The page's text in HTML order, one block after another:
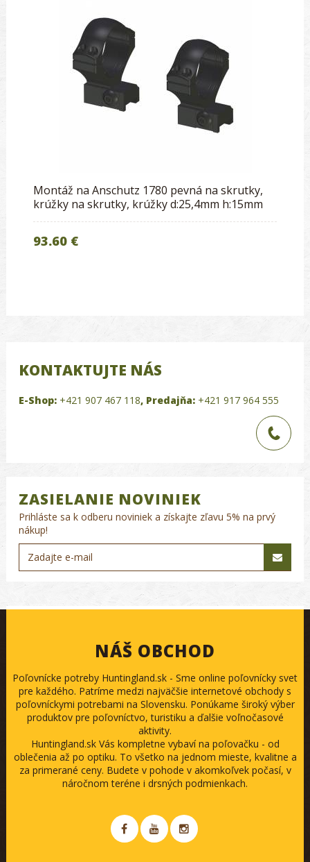
Montáž na Anschutz 1780 pevná na skrutky,
krúžky na skrutky, krúžky d:25,4mm h:15mm
93.60 €
KONTAKTUJTE NÁS
E-Shop: +421 907 467 118, Predajňa: +421 917 964 555
ZASIELANIE NOVINIEK
Prihláste sa k odberu noviniek a získajte zľavu 5% na prvý
nákup!
NÁŠ OBCHOD
Poľovnícke potreby Huntingland.sk - Sme online poľovnícky svet
pre každého. Patríme medzi najväčšie internetové obchody s
poľovníckymi potrebami na Slovensku. Ponúkame široký výber
produktov pre poľovníctvo, turistiku a ďalšie voľnočasové
aktivity.
Huntingland.sk Vás kompletne vybaví na poľovačku - od
oblečenia až po optiku. To všetko na jednom mieste, kvalitne a
za primerané ceny. Budete v pohode v akomkoľvek počasí, v
náročnom teréne i drsných podmienkach.